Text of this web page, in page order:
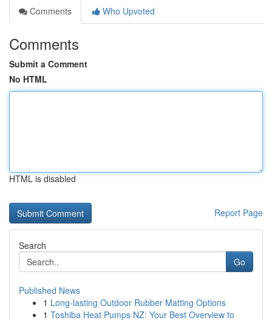
Comments
Who Upvoted
Comments
Submit a Comment
No HTML
HTML is disabled
Report Page
Search
Go
Published News
1 Long-lasting Outdoor Rubber Matting Options
1 Toshiba Heat Pumps NZ: Your Best Overview to